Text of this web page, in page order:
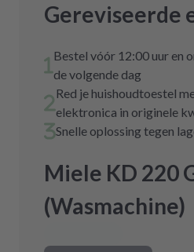
Gereviseerde
Bestel vóór 12:00 uur en
de volgende dag
Red je huishoudtoestel
elektronica in originele
Snelle oplossing tegen
Miele KD 220
(Wasmachine)